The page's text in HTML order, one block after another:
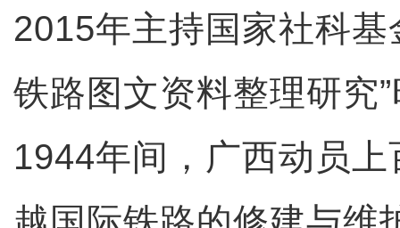
2015年主持国家社科基
铁路图文资料整理研究
1944年间，广西动员